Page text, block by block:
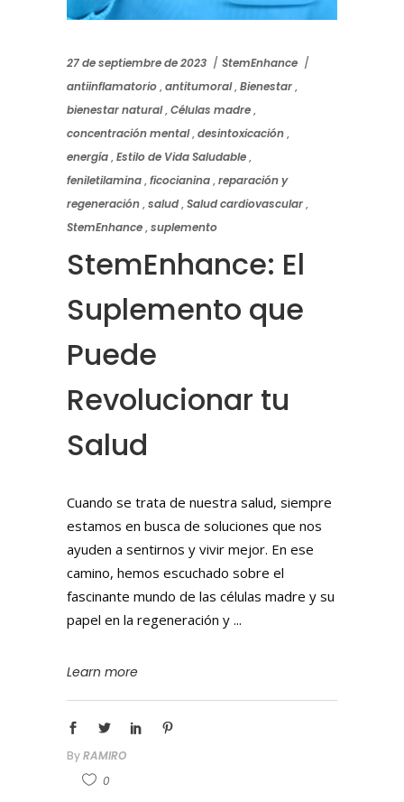
27 de septiembre de 2023
StemEnhance
antiinflamatorio,antitumoral,Bienestar,
bienestar natural,Células madre,
concentración mental,desintoxicación,
energía,Estilo de Vida Saludable,
feniletilamina,ficocianina,reparación y
regeneración,salud,Salud cardiovascular,
StemEnhance,suplemento
StemEnhance: El
Suplemento que
Puede
Revolucionar tu
Salud
Cuando se trata de nuestra salud, siempre
estamos en busca de soluciones que nos
ayuden a sentirnos y vivir mejor. En ese
camino, hemos escuchado sobre el
fascinante mundo de las células madre y su
papel en la regeneración y
Learn more
ByRAMIRO
0